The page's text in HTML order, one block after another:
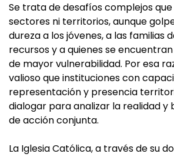
Se trata de desafíos complejos
sectores ni territorios, aunque
dureza a los jóvenes, a las familias
recursos y a quienes se
de mayor vulnerabilidad. Por esa
valioso que instituciones con
representación y presencia
dialogar para analizar la realidad y
de acción conjunta.
La Iglesia Católica, a través de su